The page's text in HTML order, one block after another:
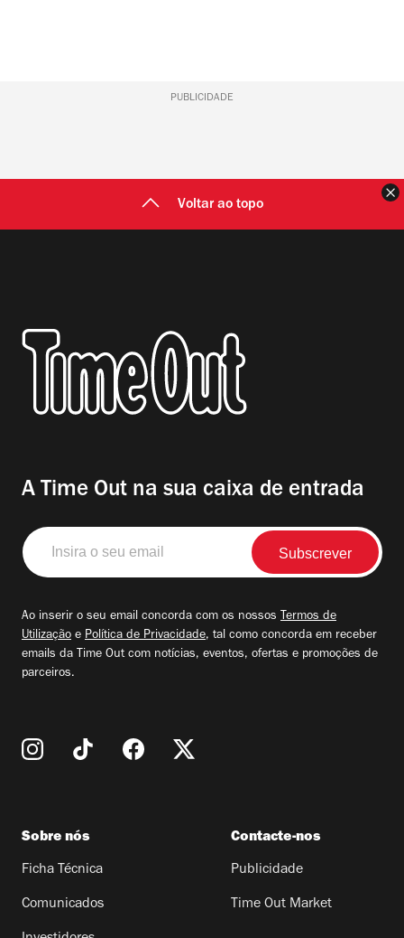
PUBLICIDADE
Voltar ao topo
A Time Out na sua caixa de entrada
Insira
o
seu
Ao inserir o seu email concorda com os nossos Termos de
Utilização e Política de Privacidade, tal como concorda em receber
emails da Time Out com notícias, eventos, ofertas e promoções de
parceiros.
Sobre nós
Ficha Técnica
Comunicados
Contacte-nos
Publicidade
Time Out Market